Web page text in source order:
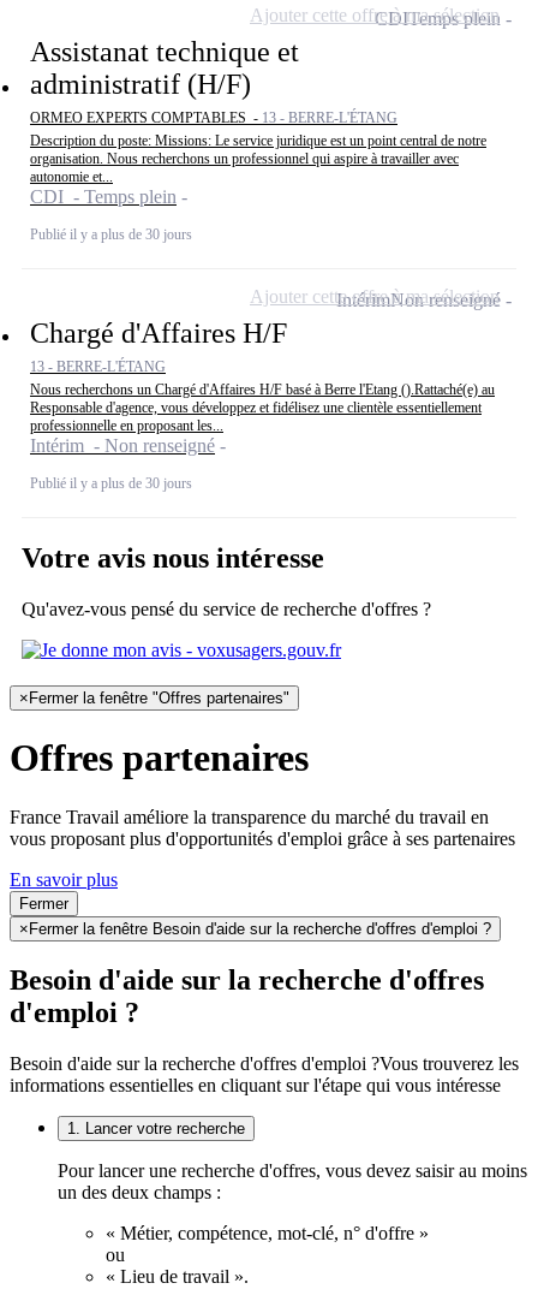
Assistanat technique et
administratif (H/F)
ORMEO EXPERTS COMPTABLES - 13 - BERRE-L'ÉTANG
Description du poste: Missions: Le service juridique est un point central de notre
organisation. Nous recherchons un professionnel qui aspire à travailler avec
autonomie et...
CDI - Temps plein
Publié il y a plus de 30 jours
CDITemps plein
Ajouter cette offre à ma sélection
Chargé d'Affaires H/F
13 - BERRE-L'ÉTANG
Nous recherchons un Chargé d'Affaires H/F basé à Berre l'Etang ().Rattaché(e) au
Responsable d'agence, vous développez et fidélisez une clientèle essentiellement
professionnelle en proposant les...
Intérim - Non renseigné
Publié il y a plus de 30 jours
IntérimNon renseigné
Ajouter cette offre à ma sélection
Votre avis nous intéresse
Qu'avez-vous pensé du service de recherche d'offres ?
×Fermer la fenêtre "Offres partenaires"
Offres partenaires
France Travail améliore la transparence du marché du travail en
vous proposant plus d'opportunités d'emploi grâce à ses partenaires
En savoir plus
Fermer
×Fermer la fenêtre Besoin d'aide sur la recherche d'offres d'emploi ?
Besoin d'aide sur la recherche d'offres
d'emploi ?
Besoin d'aide sur la recherche d'offres d'emploi ?Vous trouverez les
informations essentielles en cliquant sur l'étape qui vous intéresse
1. Lancer votre recherche
Pour lancer une recherche d'offres, vous devez saisir au moins
un des deux champs :
« Métier, compétence, mot-clé, n° d'offre »
ou
« Lieu de travail ».